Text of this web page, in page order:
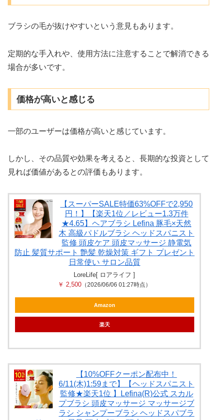
ブラシの毛が抜けやすいという意見もあります。
定期的な手入れや、使用方法に注意することで解消できる
場合が多いです。
価格が高いと感じる
一部のユーザーは価格が高いと感じています。
しかし、その品質や効果を考えると、長期的な投資として
見れば価値があるとの評価もあります。
【スーパーSALE特価63%OFFで2,950
円！】【楽天1位／レビュー1.3万件
★4.65】ヘアブラシ Lefina 豚毛×天然
木 高級パドルブラシ ヘッドスパニスト
監修 頭皮ケア 頭皮マッサージ 静電気
防止 髪質サポート 艶髪 乾燥対策 ギフト プレゼント
日常使い サロン品質
LoreLife[ ロアライフ ]
￥ 2,500 （2026/06/06 01:27時点）
Amazon
楽天
【10%OFFクーポン配布中！
6/11(木)1:59まで】【ヘッドスパニスト
監修★楽天1位 】Lefina(R)公式 スカル
プブラシ 頭皮マッサージ マッサージブ
ラシ シャンプーブラシ ヘッドスパブラ